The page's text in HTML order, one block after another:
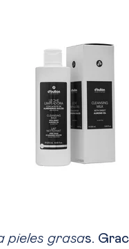
pieles grasas.